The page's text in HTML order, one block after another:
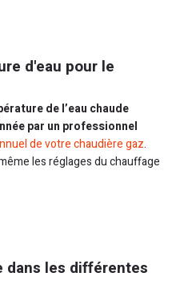
d'eau pour le
de l’eau chaude
par un professionnel
de votre chaudière gaz.
les réglages du chauffage
dans les différentes